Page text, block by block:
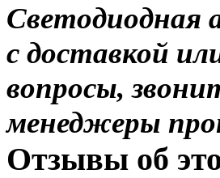
Светодиодная
с доставкой
вопросы,
менеджеры
Отзывы об